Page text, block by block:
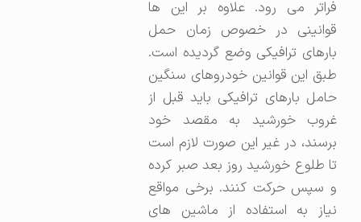
فراتر می رود. علاوه بر این ها
قوانینی در خصوص زمان حمل
بارهای ترافیکی وضع گردیده است.
طبق این قوانین خودروهای سنگین
حامل بارهای ترافیکی باید قبل از
غروب خورشید به مقصد خود
برسند، در غیر این صورت لازم است
تا طلوع خورشید روز بعد صبر کرده
و سپس حرکت کنند. برخی مواقع
نیاز به استفاده از ماشین های